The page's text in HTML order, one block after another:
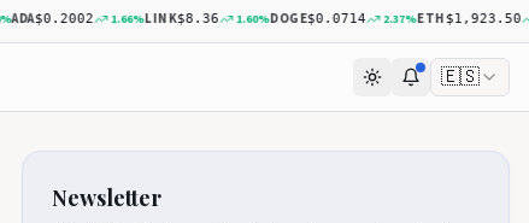
$0.2002 1.66%LINK$8.36 1.60%DOGE$0.0714 2.37%ETH$1,923.50
🇪🇸
Newsletter